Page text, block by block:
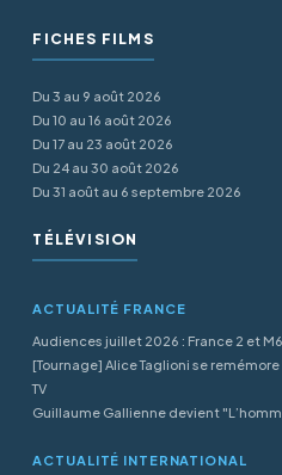
FICHES FILMS
Du 3 au 9 août 2026
Du 10 au 16 août 2026
Du 17 au 23 août 2026
Du 24 au 30 août 2026
Du 31 août au 6 septembre 2026
TÉLÉVISION
ACTUALITÉ FRANCE
Audiences juillet 2026 : France 2 et
[Tournage] Alice Taglioni se
TV
Guillaume Gallienne devient
ACTUALITÉ INTERNATIONAL